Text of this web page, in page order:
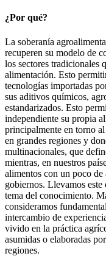
¿Por qué?
La soberanía
recuperen su modelo de
los sectores tradicionales
alimentación. Esto
tecnologías importadas
sus aditivos químicos,
estandarizados. Esto
independiente su propia
principalmente en torno
en grandes regiones y
multinacionales, que
mientras, en nuestros
alimentos con un poco
gobiernos. Llevamos este
tema del conocimiento.
consideramos
intercambio de
vivido en la práctica
asumidas o elaboradas
regiones.